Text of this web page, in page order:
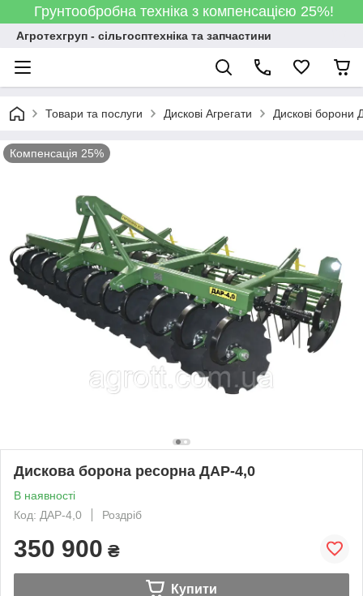
Грунтообробна техніка з компенсацією 25%!
Агротехгруп - сільгосптехніка та запчастини
Товари та послуги Дискові Агрегати Дискові борони
Компенсація 25%
Дискова борона ресорна ДАР-4,0
В наявності
Код: ДАР-4,0
Роздріб
350 900 ₴
Купити